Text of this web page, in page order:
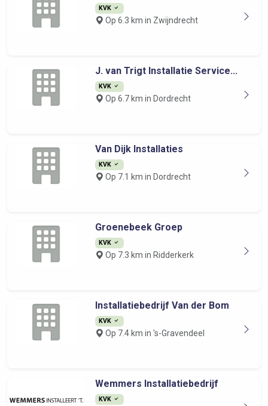
KVK
Op 6.3 km in Zwijndrecht
J. van Trigt Installatie Service...
KVK
Op 6.7 km in Dordrecht
Van Dijk Installaties
KVK
Op 7.1 km in Dordrecht
Groenebeek Groep
KVK
Op 7.3 km in Ridderkerk
Installatiebedrijf Van der Bom
KVK
Op 7.4 km in 's-Gravendeel
Wemmers Installatiebedrijf
KVK